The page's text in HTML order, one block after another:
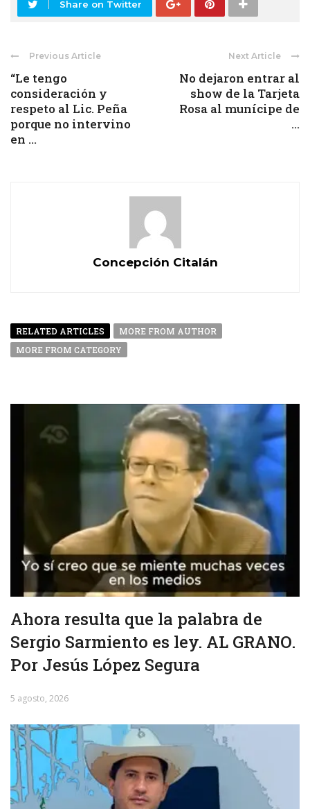
Share on Twitter
Previous Article
“Le tengo
consideración y
respeto al Lic. Peña
porque no intervino
en ...
Next Article
No dejaron entrar al
show de la Tarjeta
Rosa al munícipe de
...
Concepción Citalán
RELATED ARTICLES
MORE FROM AUTHOR
MORE FROM CATEGORY
Ahora resulta que la palabra de
Sergio Sarmiento es ley. AL GRANO.
Por Jesús López Segura
5 agosto, 2026